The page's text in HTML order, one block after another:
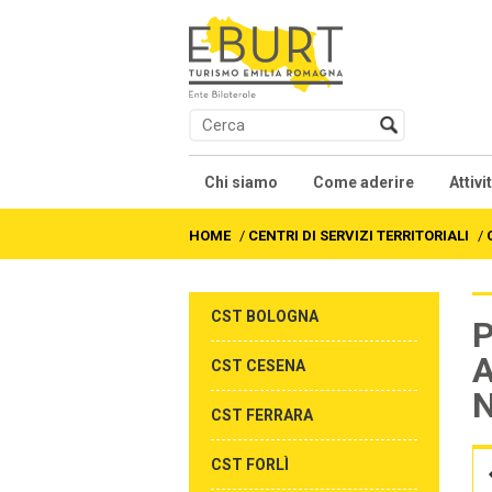
Chi siamo
Presentazione
Come aderire
Contratti collettivi
HOME / CENTRI DI SERVIZI TERRITORIALI /
CST BOLOGNA
CST CESENA
CST FERRARA
CST FORLÌ